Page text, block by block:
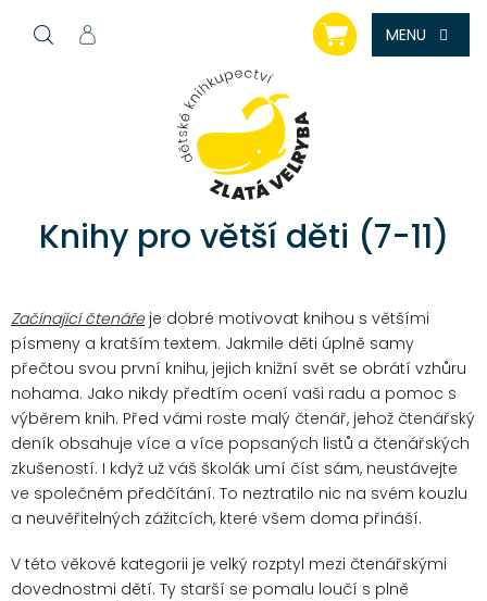
NÁKUPNÍ
KOŠÍK
Knihy pro větší děti (7-11)
Začínající čtenářeje dobré motivovat knihou s většími
písmeny a kratším textem. Jakmile děti úplně samy
přečtou svou první knihu, jejich knižní svět se obrátí vzhůru
nohama. Jako nikdy předtím ocení vaši radu a pomoc s
výběrem knih. Před vámi roste malý čtenář, jehož čtenářský
deník obsahuje více a více popsaných listů a čtenářských
zkušeností. I když už váš školák umí číst sám, neustávejte
ve společném předčítání. To neztratilo nic na svém kouzlu
a neuvěřitelných zážitcích, které všem doma přináší.
V této věkové kategorii je velký rozptyl mezi čtenářskými
dovednostmi dětí. Ty starší se pomalu loučí s plně